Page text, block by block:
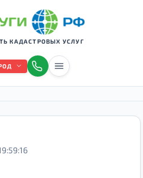
КАДАСТРОВЫХ УСЛУГ